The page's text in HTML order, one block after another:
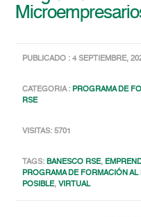
PUBLICADO : 4 SEPTIEMBRE,
CATEGORIA : PROGRAMA DE
RSE
VISITAS: 5701
TAGS:BANESCO RSE,
PROGRAMA DE FORMACIÓN
POSIBLE,VIRTUAL